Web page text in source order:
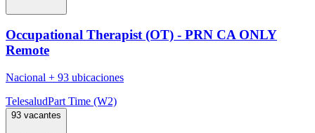
Occupational Therapist (OT) - PRN CA ONLY
Remote
Nacional + 93 ubicaciones
TelesaludPart Time (W2)
93 vacantes